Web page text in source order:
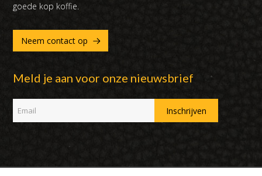
goede kop koffie.
Neem contact op
Meld je aan voor onze nieuwsbrief